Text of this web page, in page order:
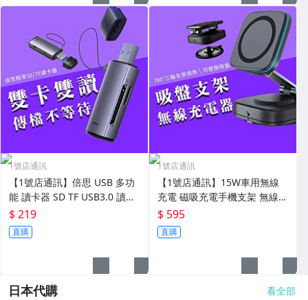
1號店通訊
【1號店通訊】倍思 USB 多功
能 讀卡器 SD TF USB3.0 讀卡
機 手機 電腦【C06222】
$ 219
直購
1號店通訊
【1號店通訊】15W車用無線
充電 磁吸充電手機支架 無線車
充 真空 適用 iPhone 17/16/15
【G03193】
$ 595
直購
日本代購 看全部